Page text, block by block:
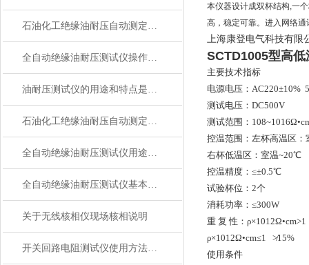
石油化工绝缘油耐压自动测定仪 性能特点
全自动绝缘油耐压测试仪操作使用方法
油耐压测试仪的用途和特点是什么？
石油化工绝缘油耐压自动测定仪仪器特点
全自动绝缘油耐压测试仪用途与特点
全自动绝缘油耐压测试仪基本原理
关于无线核相仪现场核相说明
开关回路电阻测试仪使用方法和注意事项
本仪器设计成双杯结构,一
高，稳定可靠。进入网络
上海康登电气科技有限
SCTD1005型高
主要技术指标
电源电压：AC220±10%
测试电压：DC500V
测试范围：
控温范围：左杯高温区
右杯低温区：室温~20℃
控温精度：≤±0.5℃
试验杯位：2个
消耗功率：≤300W
重 复 性：
ρ×1012Ω•cm≤1 ≯15%
使用条件